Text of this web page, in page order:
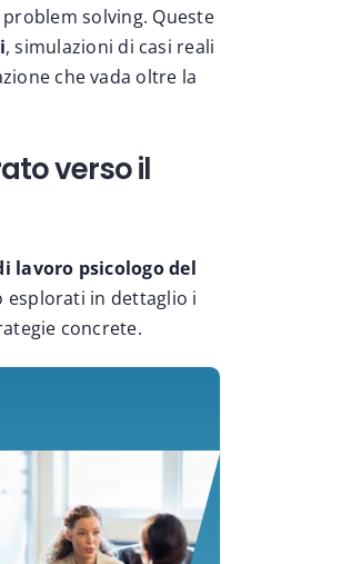
solving. Queste
, simulazioni di casi reali
che vada oltre la
verso il
lavoro psicologo del
esplorati in dettaglio i
concrete.